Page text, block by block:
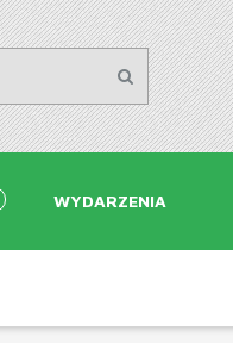
WYDARZENIA